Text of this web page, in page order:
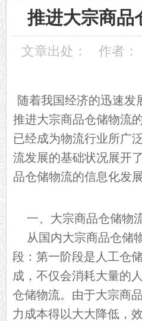
推进大宗商品
文章出处： 作者：
随着我国经济的迅速发
推进大宗商品仓储物流
已经成为物流行业所广
流发展的基础状况展开
品仓储物流的信息化发
一、大宗商品仓储物
从国内大宗商品仓储
段：第一阶段是人工仓
成，不仅会消耗大量的
仓储物流。由于大宗商
力成本得以大大降低，